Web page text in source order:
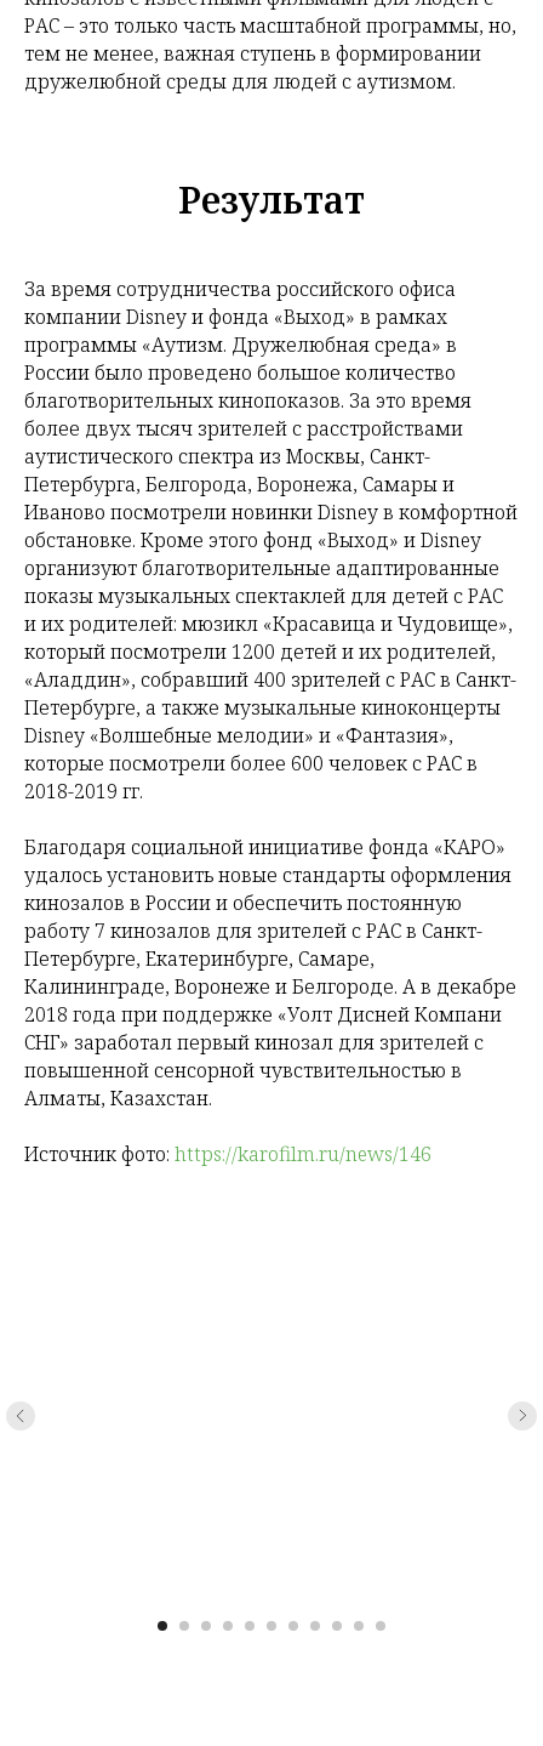
РАС – это только часть масштабной программы, но,
тем не менее, важная ступень в формировании
дружелюбной среды для людей с аутизмом.
Результат
За время сотрудничества российского офиса
компании Disney и фонда «Выход» в рамках
программы «Аутизм. Дружелюбная среда» в
России было проведено большое количество
благотворительных кинопоказов. За это время
более двух тысяч зрителей с расстройствами
аутистического спектра из Москвы, Санкт-
Петербурга, Белгорода, Воронежа, Самары и
Иваново посмотрели новинки Disney в комфортной
обстановке. Кроме этого фонд «Выход» и Disney
организуют благотворительные адаптированные
показы музыкальных спектаклей для детей с РАС
и их родителей: мюзикл «Красавица и Чудовище»,
который посмотрели 1200 детей и их родителей,
«Аладдин», собравший 400 зрителей с РАС в Санкт-
Петербурге, а также музыкальные киноконцерты
Disney «Волшебные мелодии» и «Фантазия»,
которые посмотрели более 600 человек с РАС в
2018-2019 гг.
Благодаря социальной инициативе фонда «КАРО»
удалось установить новые стандарты оформления
кинозалов в России и обеспечить постоянную
работу 7 кинозалов для зрителей с РАС в Санкт-
Петербурге, Екатеринбурге, Самаре,
Калининграде, Воронеже и Белгороде. А в декабре
2018 года при поддержке «Уолт Дисней Компани
СНГ» заработал первый кинозал для зрителей с
повышенной сенсорной чувствительностью в
Алматы, Казахстан.
Источник фото: https://karofilm.ru/news/146